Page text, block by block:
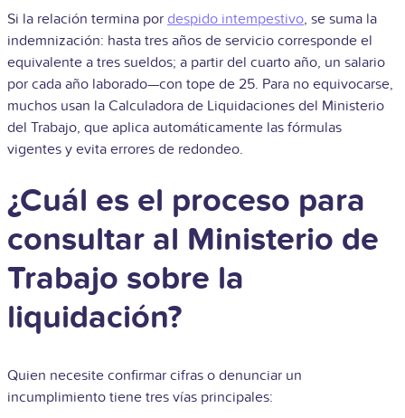
Si la relación termina por despido intempestivo, se suma la
indemnización: hasta tres años de servicio corresponde el
equivalente a tres sueldos; a partir del cuarto año, un salario
por cada año laborado—con tope de 25. Para no equivocarse,
muchos usan la Calculadora de Liquidaciones del Ministerio
del Trabajo, que aplica automáticamente las fórmulas
vigentes y evita errores de redondeo.
¿Cuál es el proceso para
consultar al Ministerio de
Trabajo sobre la
liquidación?
Quien necesite confirmar cifras o denunciar un
incumplimiento tiene tres vías principales: